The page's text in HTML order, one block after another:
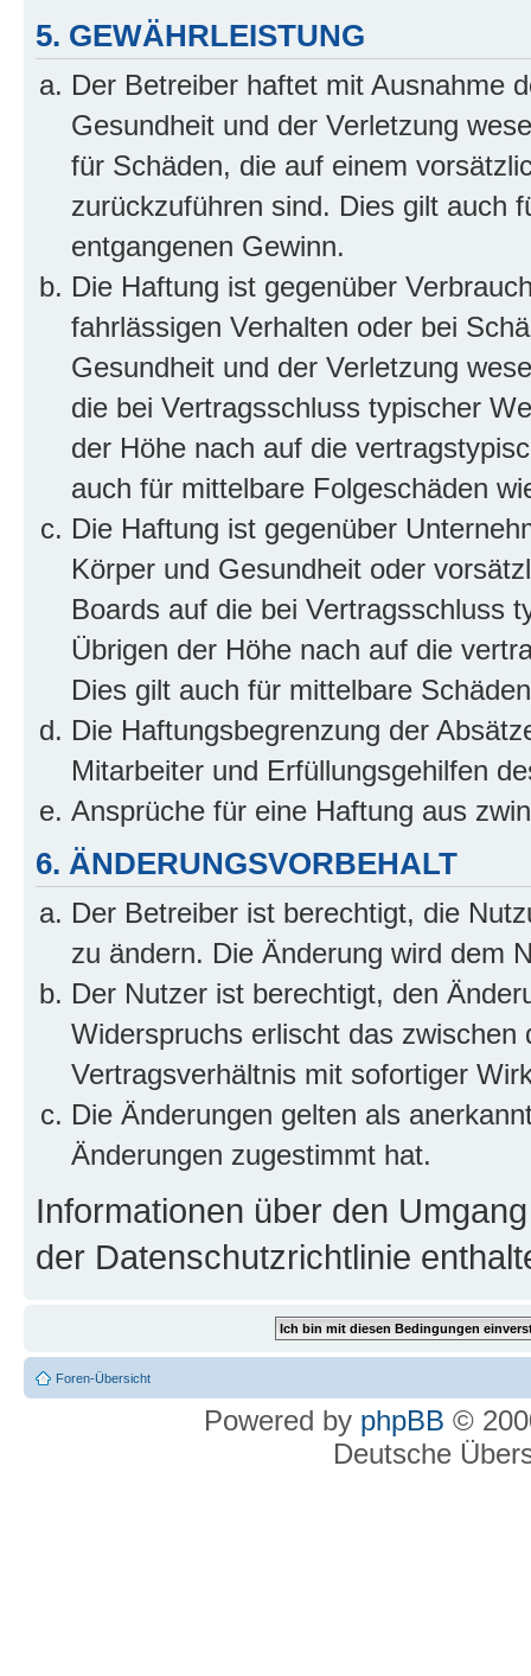
5. GEWÄHRLEISTUNG
Der Betreiber haftet mit Ausnahme
Gesundheit und der Verletzung
für Schäden, die auf einem
zurückzuführen sind. Dies gilt auch
entgangenen Gewinn.
Die Haftung ist gegenüber
fahrlässigen Verhalten oder bei
Gesundheit und der Verletzung
die bei Vertragsschluss typischer
der Höhe nach auf die
auch für mittelbare Folgeschäden
Die Haftung ist gegenüber
Körper und Gesundheit oder
Boards auf die bei Vertragsschluss
Übrigen der Höhe nach auf die
Dies gilt auch für mittelbare
Die Haftungsbegrenzung der
Mitarbeiter und Erfüllungsgehilfen
Ansprüche für eine Haftung aus
6. ÄNDERUNGSVORBEHALT
Der Betreiber ist berechtigt, die
zu ändern. Die Änderung wird dem
Der Nutzer ist berechtigt, den
Widerspruchs erlischt das
Vertragsverhältnis mit sofortiger
Die Änderungen gelten als
Änderungen zugestimmt hat.
Informationen über den
der Datenschutzrichtlinie
Foren-Übersicht
Powered by phpBB ©
Deutsche